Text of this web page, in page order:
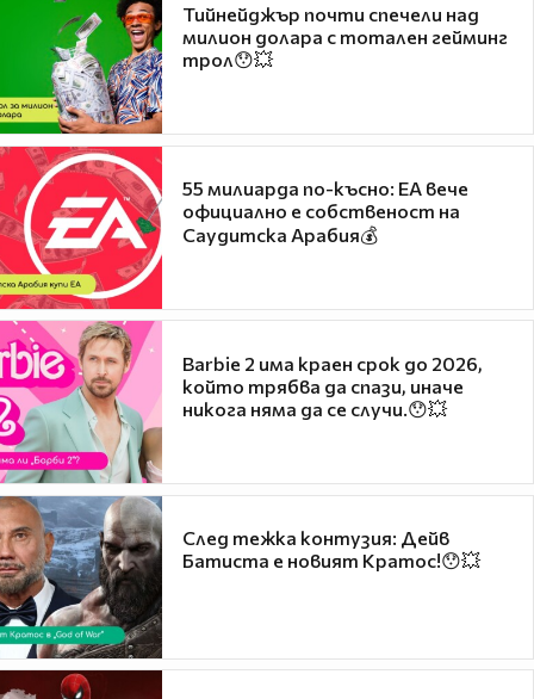
Тийнейджър почти спечели над
милион долара с тотален гейминг
трол😯💥
55 милиарда по-късно: EA вече
официално е собственост на
Саудитска Арабия💰
Barbie 2 има краен срок до 2026,
който трябва да спази, иначе
никога няма да се случи.😯💥
След тежка контузия: Дейв
Батиста е новият Кратос!😯💥